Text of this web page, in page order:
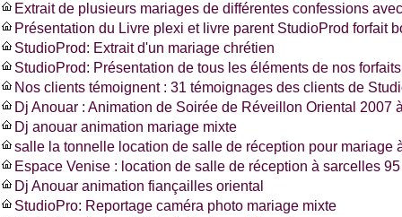
Extrait de plusieurs mariages de différentes confessions
Présentation du Livre plexi et livre parent StudioProd forfait
StudioProd: Extrait d'un mariage chrétien
StudioProd: Présentation de tous les éléments de nos forfaits
Nos clients témoignent : 31 témoignages des clients de
Dj Anouar : Animation de Soirée de Réveillon Oriental 2007
Dj anouar animation mariage mixte
salle la tonnelle location de salle de réception pour mariage
Espace Venise : location de salle de réception à sarcelles
Dj Anouar animation fiançailles oriental
StudioPro: Reportage caméra photo mariage mixte